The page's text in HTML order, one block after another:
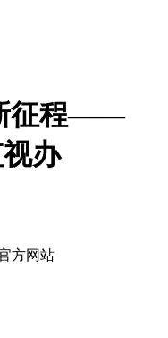
征程——
办
方网站